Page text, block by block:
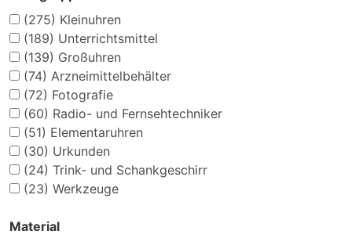
(275) Kleinuhren
(189) Unterrichtsmittel
(139) Großuhren
(74) Arzneimittelbehälter
(72) Fotografie
(60) Radio- und Fernsehtechniker
(51) Elementaruhren
(30) Urkunden
(24) Trink- und Schankgeschirr
(23) Werkzeuge
Material